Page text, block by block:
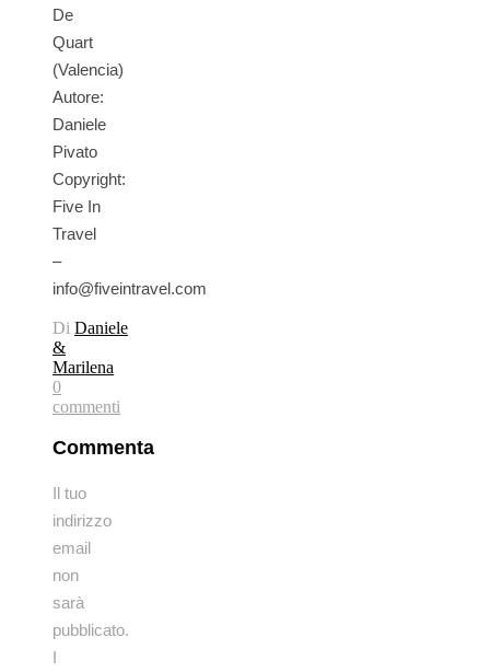
De
Quart
(Valencia)
Autore:
Daniele
Pivato
Copyright:
Five In
Travel
–
info@fiveintravel.com
Di Daniele
&
Marilena
0
commenti
Commenta
Il tuo
indirizzo
email
non
sarà
pubblicato.
I